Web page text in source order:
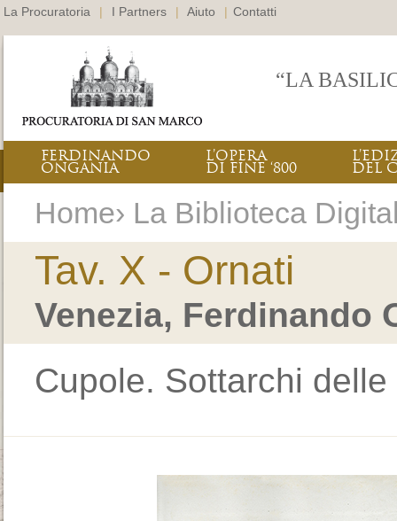
La Procuratoria | I Partners | Aiuto | Contatti
“LA
FERDINANDO
ONGANIA
L’OPERA
DI FINE ‘800 DEL
Home› La Biblioteca
Tav. X - Ornati
Venezia, Ferdinando
Cupole. Sottarchi